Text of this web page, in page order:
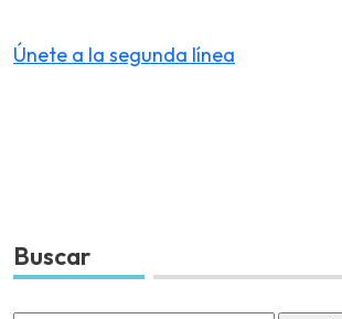
Únete a la segunda línea
Buscar